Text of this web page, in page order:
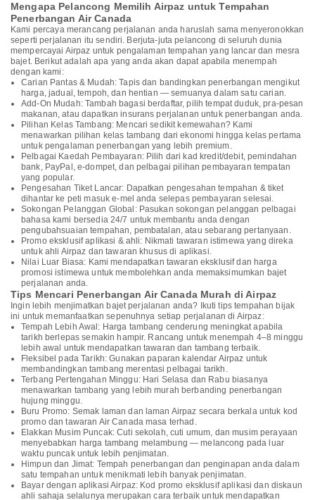
Mengapa Pelancong Memilih Airpaz untuk Tempahan
Penerbangan Air Canada
Kami percaya merancang perjalanan anda haruslah sama menyeronokkan
seperti perjalanan itu sendiri. Berjuta-juta pelancong di seluruh dunia
mempercayai Airpaz untuk pengalaman tempahan yang lancar dan mesra
bajet. Berikut adalah apa yang anda akan dapat apabila menempah
dengan kami:
Carian Pantas & Mudah: Tapis dan bandingkan penerbangan mengikut
harga, jadual, tempoh, dan hentian — semuanya dalam satu carian.
Add-On Mudah: Tambah bagasi berdaftar, pilih tempat duduk, pra-pesan
makanan, atau dapatkan insurans perjalanan untuk penerbangan anda.
Pilihan Kelas Tambang: Mencari sedikit kemewahan? Kami
menawarkan pilihan kelas tambang dari ekonomi hingga kelas pertama
untuk pengalaman penerbangan yang lebih premium.
Pelbagai Kaedah Pembayaran: Pilih dari kad kredit/debit, pemindahan
bank, PayPal, e-dompet, dan pelbagai pilihan pembayaran tempatan
yang popular.
Pengesahan Tiket Lancar: Dapatkan pengesahan tempahan & tiket
dihantar ke peti masuk e-mel anda selepas pembayaran selesai.
Sokongan Pelanggan Global: Pasukan sokongan pelanggan pelbagai
bahasa kami bersedia 24/7 untuk membantu anda dengan
pengubahsuaian tempahan, pembatalan, atau sebarang pertanyaan.
Promo eksklusif aplikasi & ahli: Nikmati tawaran istimewa yang direka
untuk ahli Airpaz dan tawaran khusus di aplikasi.
Nilai Luar Biasa: Kami mendapatkan tawaran eksklusif dan harga
promosi istimewa untuk membolehkan anda memaksimumkan bajet
perjalanan anda.
Tips Mencari Penerbangan Air Canada Murah di Airpaz
Ingin lebih menjimatkan bajet perjalanan anda? Ikuti tips tempahan bijak
ini untuk memanfaatkan sepenuhnya setiap perjalanan di Airpaz:
Tempah Lebih Awal: Harga tambang cenderung meningkat apabila
tarikh berlepas semakin hampir. Rancang untuk menempah 4–8 minggu
lebih awal untuk mendapatkan tawaran dan tambang terbaik.
Fleksibel pada Tarikh: Gunakan paparan kalendar Airpaz untuk
membandingkan tambang merentasi pelbagai tarikh.
Terbang Pertengahan Minggu: Hari Selasa dan Rabu biasanya
menawarkan tambang yang lebih murah berbanding penerbangan
hujung minggu.
Buru Promo: Semak laman dan laman Airpaz secara berkala untuk kod
promo dan tawaran Air Canada masa terhad.
Elakkan Musim Puncak: Cuti sekolah, cuti umum, dan musim perayaan
menyebabkan harga tambang melambung — melancong pada luar
waktu puncak untuk lebih penjimatan.
Himpun dan Jimat: Tempah penerbangan dan penginapan anda dalam
satu tempahan untuk menikmati lebih banyak penjimatan.
Bayar dengan aplikasi Airpaz: Kod promo eksklusif aplikasi dan diskaun
ahli sahaja selalunya merupakan cara terbaik untuk mendapatkan